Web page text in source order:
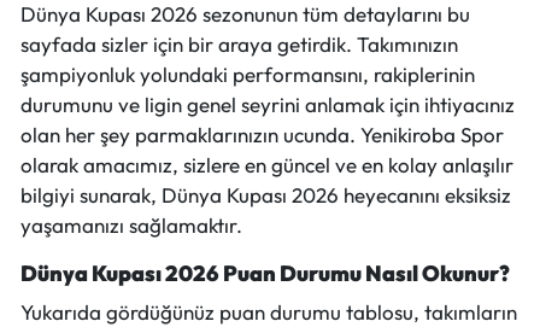
Dünya Kupası 2026 sezonunun tüm detaylarını bu
sayfada sizler için bir araya getirdik. Takımınızın
şampiyonluk yolundaki performansını, rakiplerinin
durumunu ve ligin genel seyrini anlamak için ihtiyacınız
olan her şey parmaklarınızın ucunda. Yenikiroba Spor
olarak amacımız, sizlere en güncel ve en kolay anlaşılır
bilgiyi sunarak, Dünya Kupası 2026 heyecanını eksiksiz
yaşamanızı sağlamaktır.
Dünya Kupası 2026 Puan Durumu Nasıl Okunur?
Yukarıda gördüğünüz puan durumu tablosu, takımların